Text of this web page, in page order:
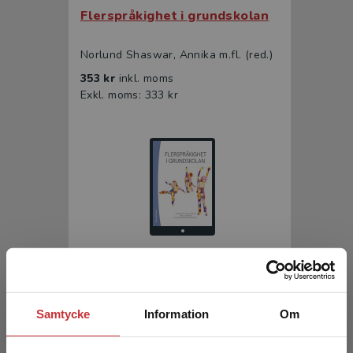
Samtycke Information Om
Flerspråkighet i grundskolan
Norlund Shaswar, Annika m.fl. (red.)
353 kr inkl. moms
Exkl. moms: 333 kr
Flerspråkighet i grundskolan
Norlund Shaswar, Annika m.fl. (red.)
219 krinkl. moms